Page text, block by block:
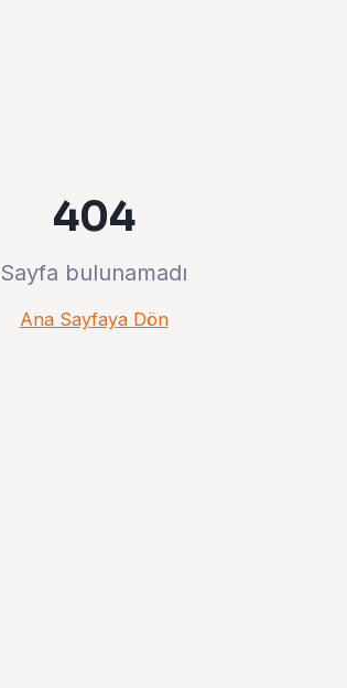
404
Sayfa bulunamadı
Ana Sayfaya Dön